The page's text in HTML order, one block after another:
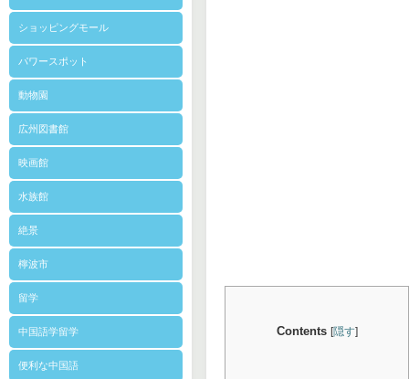
ショッピングモール
パワースポット
動物園
広州図書館
映画館
水族館
絶景
檸波市
留学
中国語学留学
便利な中国語
Contents [隠す]